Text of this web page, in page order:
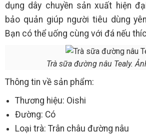
dụng dây chuyền sản xuất hiện
bảo quản giúp người tiêu dùng
Bạn có thể uống cùng với đá nếu
Trà sữa đường nâu Tealy.
Thông tin về sản phẩm:
Thương hiệu: Oishi
Đường: Có
Loại trà: Trân châu đường nâu